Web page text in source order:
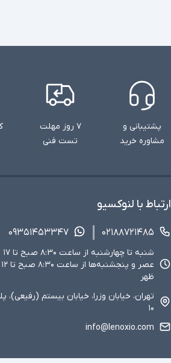
پشتیبانی و
مشاوره خرید
۷ روز مهلت
تست فنی
ارتباط با لنوکسیو
۰۲۱۸۸۷۲۱۴۸۵ ۰۹۳۵۱۴۵۳۳۴۷
شنبه تا چهارشنبه از ساعت ۸:۳۰ صبح تا ۱۷
عصر و پنجشنبه‌ها از ساعت ۸:۳۰ صبح تا ۱۲
ظهر
تهران، خیابان وزرا، خیابان بیستم (رفیعی)،
۱۰
info@lenoxio.com